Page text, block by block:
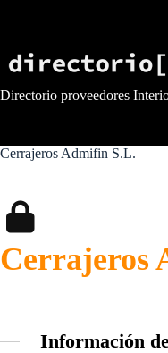
Directorio proveedores
Cerrajeros Admifin S.L.
Cerrajeros
Información